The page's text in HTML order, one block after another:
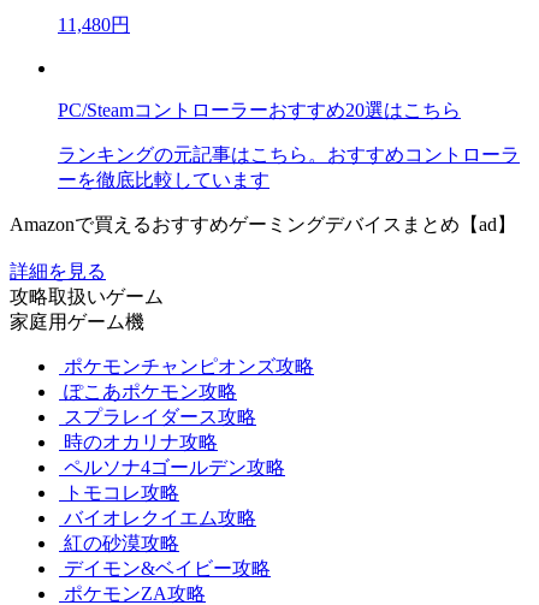
11,480円
PC/Steamコントローラーおすすめ20選はこちら
ランキングの元記事はこちら。おすすめコントローラ
ーを徹底比較しています
Amazonで買えるおすすめゲーミングデバイスまとめ【ad】
詳細を見る
攻略取扱いゲーム
家庭用ゲーム機
ポケモンチャンピオンズ攻略
ぽこあポケモン攻略
スプラレイダース攻略
時のオカリナ攻略
ペルソナ4ゴールデン攻略
トモコレ攻略
バイオレクイエム攻略
紅の砂漠攻略
デイモン&ベイビー攻略
ポケモンZA攻略